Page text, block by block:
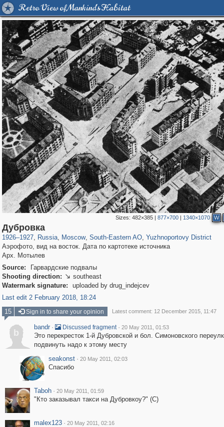
Retro View of Mankind's Habitat
Sizes: 482×385| 877×700| 1340×1070 W
Дубровка
1926–1927, Russia, Moscow
319,716
, South-Eastern AO, Yuzhnoportovy District
Аэрофото, вид на восток. Дата по картотеке источника
Арх. Мотылев
Source:
Гарвардские подвалы
Shooting direction:  southeast
Watermark signature:
uploaded by drug_indejcev
Last edit 2 February 2018, 18:24
15
Sign in to share your opinion Latest comment: 12 December 2015, 11:47
b
bandr · Discussed fragment · 20 May 2011, 01:53
Это перекресток 1-й Дубровской и бол. Симоновского
подвинуть надо к этому месту
seakonst · 20 May 2011, 02:03
Спасибо
Taboh · 20 May 2011, 01:59
"Кто заказывал такси на Дубровкоу?" (С)
malex123 · 20 May 2011, 02:16